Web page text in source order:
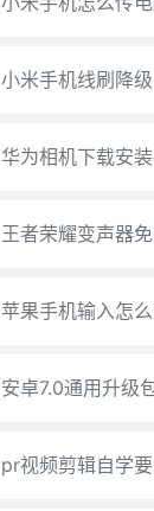
小米手机线刷降
华为相机下载安
王者荣耀变声器
苹果手机输入怎
安卓7.0通用升级
pr视频剪辑自学